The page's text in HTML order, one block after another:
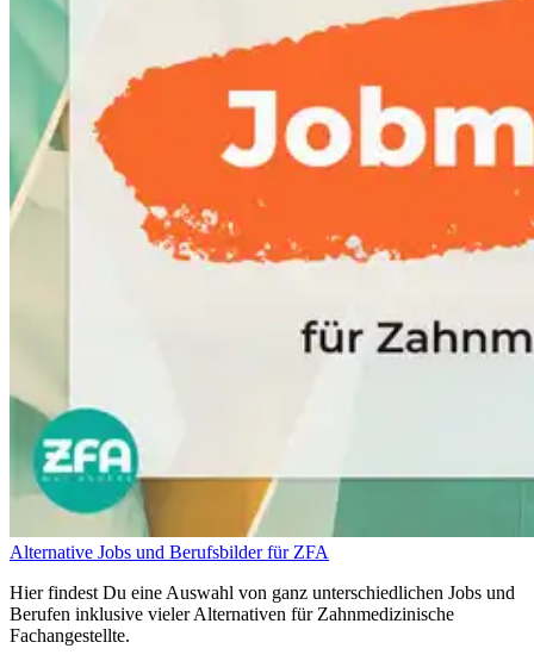
Alternative Jobs und Berufsbilder für ZFA
Hier findest Du eine Auswahl von ganz unterschiedlichen Jobs und
Berufen inklusive vieler Alternativen für Zahnmedizinische
Fachangestellte.